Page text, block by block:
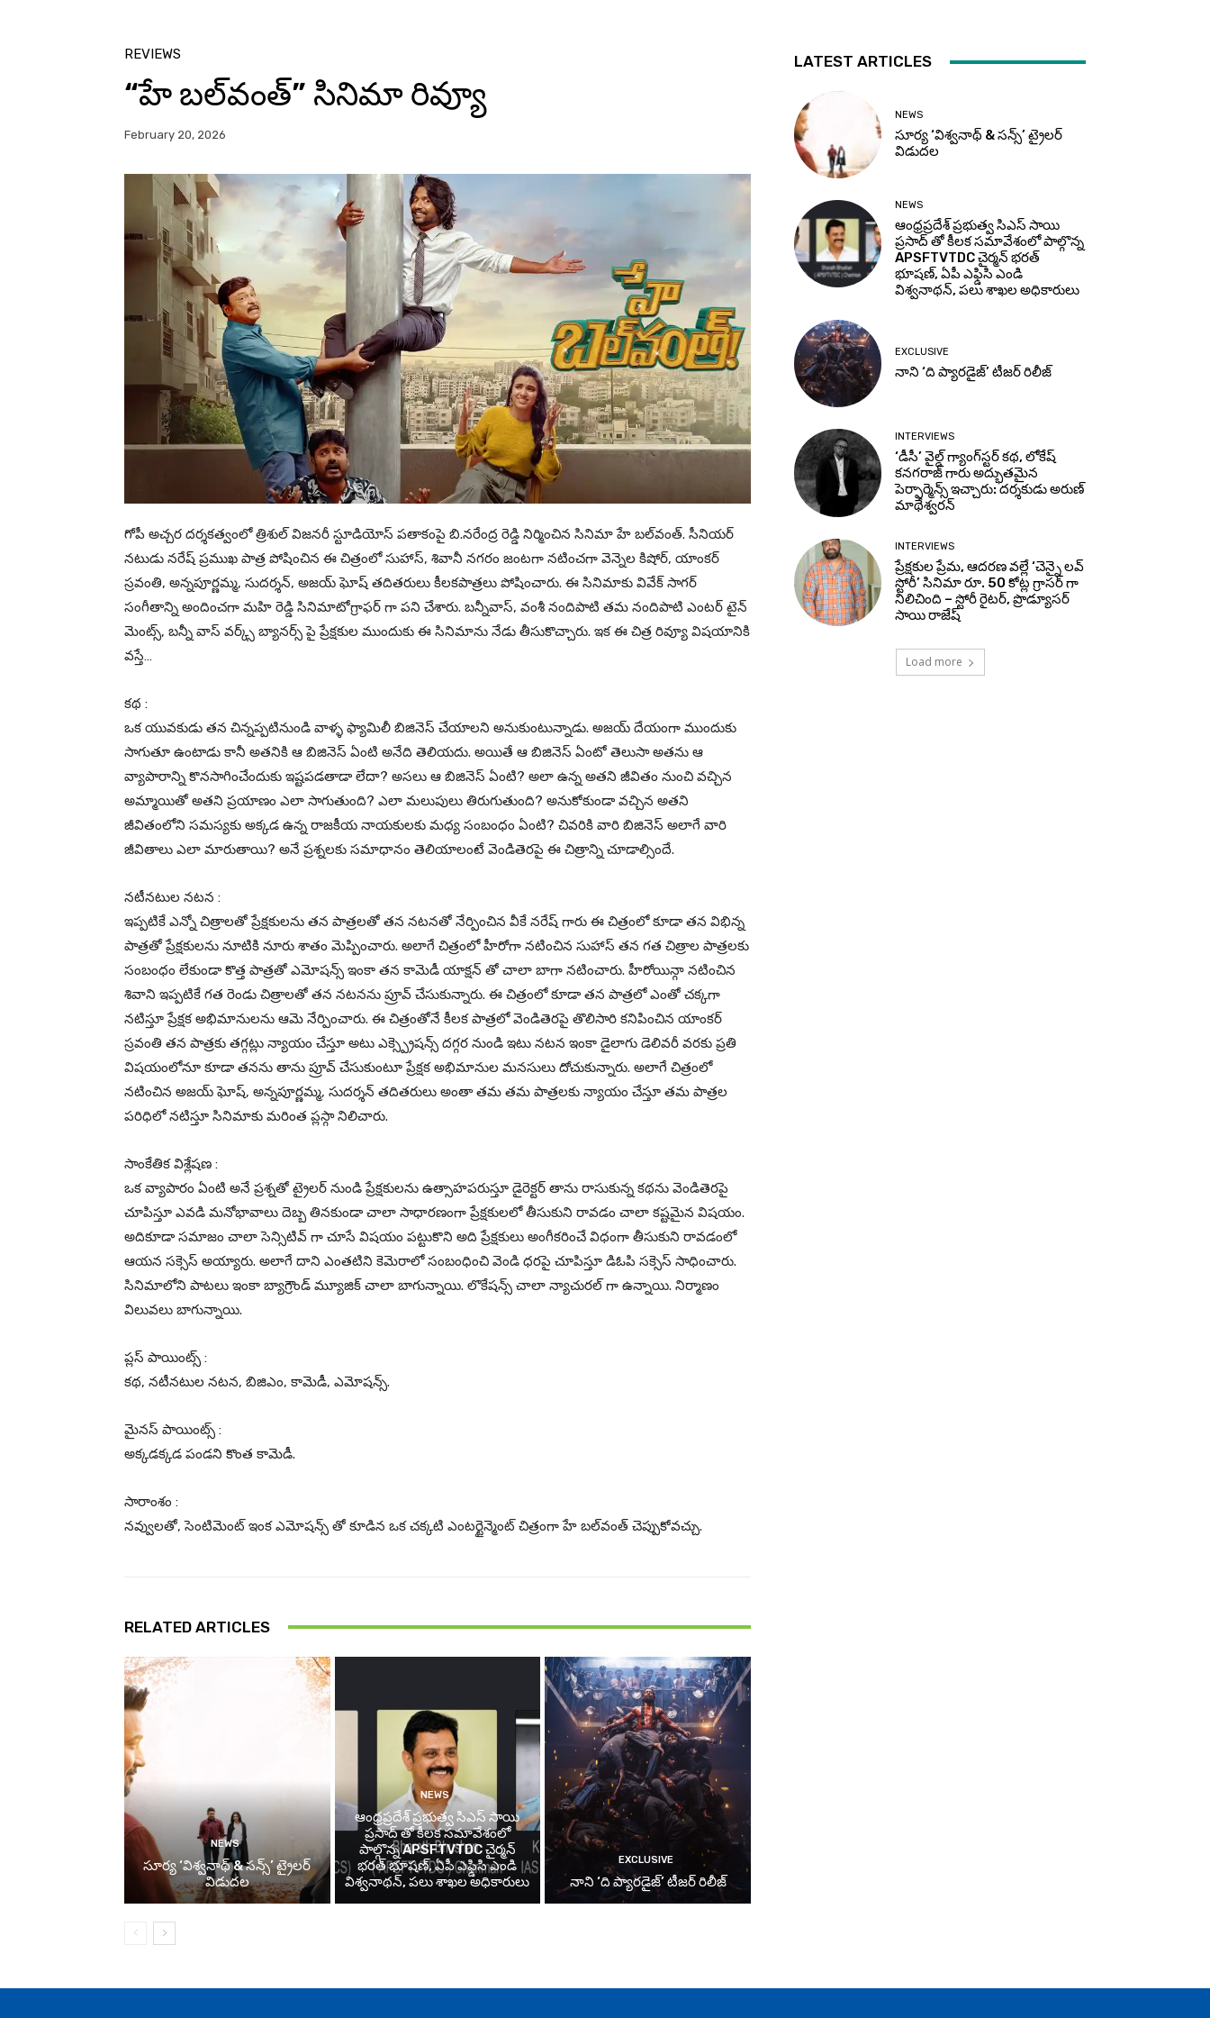
REVIEWS
“హే బల్‌వంత్” సినిమా రివ్యూ
February 20, 2026
గోపీ అచ్చర దర్శకత్వంలో త్రిశుల్‌ విజనరీ స్టూడియోస్‌ పతాకంపై బి.నరేంద్ర రెడ్డి నిర్మించిన సినిమా హే బల్‌వంత్. సీనియర్
నటుడు నరేష్ ప్రముఖ పాత్ర పోషించిన ఈ చిత్రంలో సుహాస్, శివానీ నగరం జంటగా నటించగా వెన్నెల కిషోర్, యాంకర్
స్రవంతి, అన్నపూర్ణమ్మ, సుదర్శన్, అజయ్ ఘోష్ తదితరులు కీలకపాత్రలు పోషించారు. ఈ సినిమాకు వివేక్ సాగర్
సంగీతాన్ని అందించగా మహి రెడ్డి సినిమాటోగ్రాఫర్ గా పని చేశారు. బన్నీవాస్‌, వంశీ నందిపాటి తమ నందిపాటి ఎంటర్ టైన్
మెంట్స్, బన్నీ వాస్ వర్క్స్ బ్యానర్స్ పై ప్రేక్షకుల ముందుకు ఈ సినిమాను నేడు తీసుకొచ్చారు. ఇక ఈ చిత్ర రివ్యూ విషయానికి
వస్తే…
కథ :
ఒక యువకుడు తన చిన్నప్పటినుండి వాళ్ళ ఫ్యామిలీ బిజినెస్ చేయాలని అనుకుంటున్నాడు. అజయ్ దేయంగా ముందుకు
సాగుతూ ఉంటాడు కానీ అతనికి ఆ బిజినెస్ ఏంటి అనేది తెలియదు. అయితే ఆ బిజినెస్ ఏంటో తెలుసా అతను ఆ
వ్యాపారాన్ని కొనసాగించేందుకు ఇష్టపడతాడా లేదా? అసలు ఆ బిజినెస్ ఏంటి? అలా ఉన్న అతని జీవితం నుంచి వచ్చిన
అమ్మాయితో అతని ప్రయాణం ఎలా సాగుతుంది? ఎలా మలుపులు తిరుగుతుంది? అనుకోకుండా వచ్చిన అతని
జీవితంలోని సమస్యకు అక్కడ ఉన్న రాజకీయ నాయకులకు మధ్య సంబంధం ఏంటి? చివరికి వారి బిజినెస్ అలాగే వారి
జీవితాలు ఎలా మారుతాయి? అనే ప్రశ్నలకు సమాధానం తెలియాలంటే వెండితెరపై ఈ చిత్రాన్ని చూడాల్సిందే.
నటీనటుల నటన :
ఇప్పటికే ఎన్నో చిత్రాలతో ప్రేక్షకులను తన పాత్రలతో తన నటనతో నేర్పించిన వీకే నరేష్ గారు ఈ చిత్రంలో కూడా తన విభిన్న
పాత్రతో ప్రేక్షకులను నూటికి నూరు శాతం మెప్పించారు. అలాగే చిత్రంలో హీరోగా నటించిన సుహాస్ తన గత చిత్రాల పాత్రలకు
సంబంధం లేకుండా కొత్త పాత్రతో ఎమోషన్స్ ఇంకా తన కామెడీ యాక్షన్ తో చాలా బాగా నటించారు. హీరోయిన్గా నటించిన
శివాని ఇప్పటికే గత రెండు చిత్రాలతో తన నటనను ప్రూవ్ చేసుకున్నారు. ఈ చిత్రంలో కూడా తన పాత్రలో ఎంతో చక్కగా
నటిస్తూ ప్రేక్షక అభిమానులను ఆమె నేర్పించారు. ఈ చిత్రంతోనే కీలక పాత్రలో వెండితెరపై తొలిసారి కనిపించిన యాంకర్
స్రవంతి తన పాత్రకు తగ్గట్లు న్యాయం చేస్తూ అటు ఎక్స్ప్రెషన్స్ దగ్గర నుండి ఇటు నటన ఇంకా డైలాగు డెలివరీ వరకు ప్రతి
విషయంలోనూ కూడా తనను తాను ప్రూవ్ చేసుకుంటూ ప్రేక్షక అభిమానుల మనసులు దోచుకున్నారు. అలాగే చిత్రంలో
నటించిన అజయ్ ఘోష్, అన్నపూర్ణమ్మ, సుదర్శన్ తదితరులు అంతా తమ తమ పాత్రలకు న్యాయం చేస్తూ తమ పాత్రల
పరిధిలో నటిస్తూ సినిమాకు మరింత ప్లస్గా నిలిచారు.
సాంకేతిక విశ్లేషణ :
ఒక వ్యాపారం ఏంటి అనే ప్రశ్నతో ట్రైలర్ నుండి ప్రేక్షకులను ఉత్సాహపరుస్తూ డైరెక్టర్ తాను రాసుకున్న కథను వెండితెరపై
చూపిస్తూ ఎవడి మనోభావాలు దెబ్బ తినకుండా చాలా సాధారణంగా ప్రేక్షకులలో తీసుకుని రావడం చాలా కష్టమైన విషయం.
అదికూడా సమాజం చాలా సెన్సిటివ్ గా చూసే విషయం పట్టుకొని అది ప్రేక్షకులు అంగీకరించే విధంగా తీసుకుని రావడంలో
ఆయన సక్సెస్ అయ్యారు. అలాగే దాని ఎంతటిని కెమెరాలో సంబంధించి వెండి ధరపై చూపిస్తూ డిఓపి సక్సెస్ సాధించారు.
సినిమాలోని పాటలు ఇంకా బ్యాగ్రౌండ్ మ్యూజిక్ చాలా బాగున్నాయి. లొకేషన్స్ చాలా న్యాచురల్ గా ఉన్నాయి. నిర్మాణం
విలువలు బాగున్నాయి.
ప్లస్ పాయింట్స్ :
కథ, నటీనటుల నటన, బిజిఎం, కామెడీ, ఎమోషన్స్.
మైనస్ పాయింట్స్ :
అక్కడక్కడ పండని కొంత కామెడీ.
సారాంశం :
నవ్వులతో, సెంటిమెంట్ ఇంక ఎమోషన్స్ తో కూడిన ఒక చక్కటి ఎంటర్టైన్మెంట్ చిత్రంగా హే బల్‌వంత్ చెప్పుకోవచ్చు.
RELATED ARTICLES
NEWS
సూర్య ‘విశ్వనాథ్ & సన్స్’ ట్రైలర్
విడుదల
NEWS
ఆంధ్రప్రదేశ్ ప్రభుత్వ సిఎస్ సాయి
ప్రసాద్ తో కీలక సమావేశంలో
పాల్గొన్న APSFTVTDC చైర్మన్
భరత్ భూషణ్, ఏపీ ఎఫ్డిసి ఎండి
విశ్వనాథన్, పలు శాఖల అధికారులు
EXCLUSIVE
నాని ‘ది ప్యారడైజ్’ టీజర్‌ రిలీజ్
LATEST ARTICLES
NEWS
సూర్య ‘విశ్వనాథ్ & సన్స్’ ట్రైలర్
విడుదల
NEWS
ఆంధ్రప్రదేశ్ ప్రభుత్వ సిఎస్ సాయి
ప్రసాద్ తో కీలక సమావేశంలో పాల్గొన్న
APSFTVTDC చైర్మన్ భరత్
భూషణ్, ఏపీ ఎఫ్డిసి ఎండి
విశ్వనాథన్, పలు శాఖల అధికారులు
EXCLUSIVE
నాని ‘ది ప్యారడైజ్’ టీజర్‌ రిలీజ్
INTERVIEWS
‘డీసీ’ వైల్డ్ గ్యాంగ్‌స్టర్ కథ, లోకేష్
కనగరాజ్ గారు అద్భుతమైన
పెర్ఫార్మెన్స్ ఇచ్చారు: దర్శకుడు అరుణ్
మాథేశ్వరన్
INTERVIEWS
ప్రేక్షకుల ప్రేమ, ఆదరణ వల్లే ‘చెన్నై లవ్
స్టోరీ’ సినిమా రూ. 50 కోట్ల గ్రాసర్ గా
నిలిచింది – స్టోరీ రైటర్, ప్రొడ్యూసర్
సాయి రాజేష్
Load more